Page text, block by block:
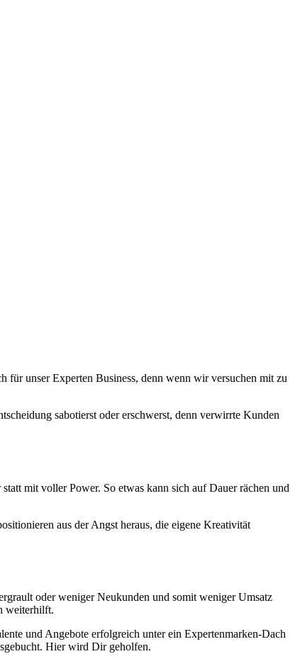
unser Experten Business, denn wenn wir versuchen mit zu
sabotierst oder erschwerst, denn verwirrte Kunden
mit voller Power. So etwas kann sich auf Dauer rächen und
aus der Angst heraus, die eigene Kreativität
oder weniger Neukunden und somit weniger Umsatz
weiterhilft.
und Angebote erfolgreich unter ein Expertenmarken-Dach
Hier wird Dir geholfen.